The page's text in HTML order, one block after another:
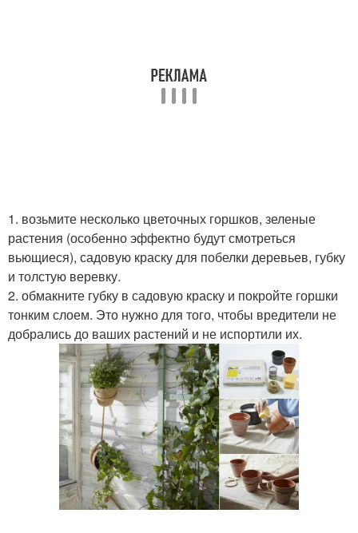
1. возьмите несколько цветочных горшков, зеленые
растения (особенно эффектно будут смотреться
вьющиеся), садовую краску для побелки деревьев, губку
и толстую веревку.
2. обмакните губку в садовую краску и покройте горшки
тонким слоем. Это нужно для того, чтобы вредители не
добрались до ваших растений и не испортили их.